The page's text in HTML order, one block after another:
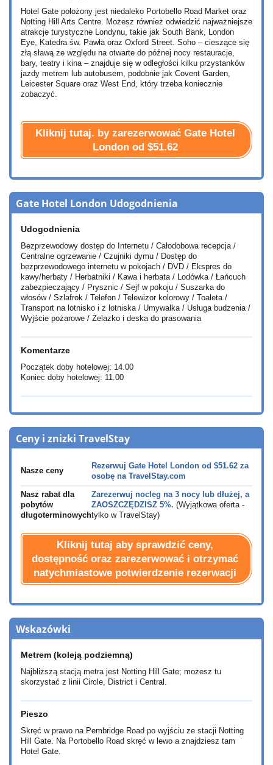
Hotel Gate położony jest niedaleko Portobello Road Market oraz
Notting Hill Arts Centre. Możesz również odwiedzić najważniejsze
atrakcje turystyczne Londynu, takie jak South Bank, London
Eye, Katedra św. Pawła oraz Oxford Street. Soho – cieszące się
złą sławą ze względu na otwarte do późnej nocy restauracje,
bary, teatry i kina – znajduje się w odległości kilku przystanków
jazdy metrem lub autobusem, podobnie jak Covent Garden,
Leicester Square oraz West End, który trzeba koniecznie
zobaczyć.
Kliknij tutaj. by zarezerwować Gate Hotel
London od $51.62
Gate Hotel London Udogodnienia
Udogodnienia
Bezprzewodowy dostęp do Internetu / Całodobowa recepcja /
Centralne ogrzewanie / Czujniki dymu / Dostęp do
bezprzewodowego internetu w pokojach / DVD / Ekspres do
kawy/herbaty / Herbatniki / Kawa i herbata / Lodówka / Łańcuch
zabezpieczający / Prysznic / Sejf w pokoju / Suszarka do
włosów / Szlafrok / Telefon / Telewizor kolorowy / Toaleta /
Transport na lotnisko i z lotniska / Umywalka / Usługa budzenia /
Wyjście pożarowe / Żelazko i deska do prasowania
Komentarze
Początek doby hotelowej: 14.00
Koniec doby hotelowej: 11.00
Ceny i znizki TravelStay
Nasze ceny
Rezerwuj Gate Hotel London od $51.62 za
osobę na TravelStay.com
Nasz rabat dla
pobytów
długoterminowych
Zarezerwuj nocleg na 3 nocy lub dłużej, a
ZAOSZCZĘDZISZ 5%. (Wyjątkowa oferta -
tylko w TravelStay)
Kliknij tutaj aby sprawdzić ceny,
dostępność oraz zarezerwować i otrzymać
natychmiastowe potwierdzenie rezerwacji
Wskazówki
Metrem (koleją podziemną)
Najbliższą stacją metra jest Notting Hill Gate; możesz tu
skorzystać z linii Circle, District i Central.
Pieszo
Skręć w prawo na Pembridge Road po wyjściu ze stacji Notting
Hill Gate. Na Portobello Road skręć w lewo a znajdziesz tam
Hotel Gate.